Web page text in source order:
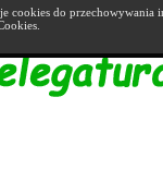
cookies do przechowywania